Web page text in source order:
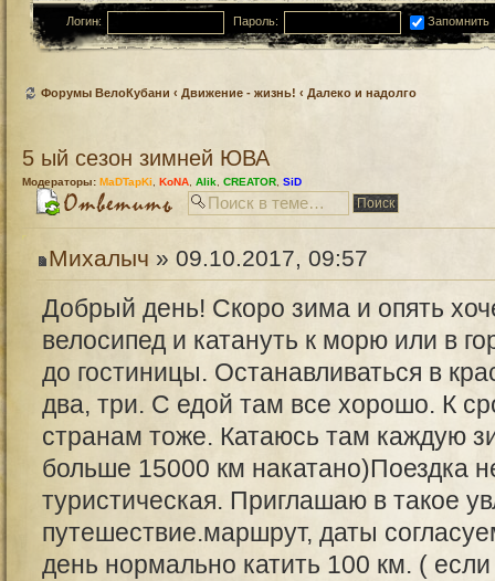
Логин: Пароль: Запомнить
Форумы ВелоКубани ‹ Движение - жизнь! ‹ Далеко и надолго
5 ый сезон зимней ЮВА
Модераторы: MaDTapKi KoNA Alik CREATOR SiD
Михалыч » 09.10.2017, 09:57
Добрый день! Скоро зима и опять
велосипед и катануть к морю или в
до гостиницы. Останавливаться в
два, три. С едой там все хорошо. К
странам тоже. Катаюсь там каждую
больше 15000 км накатано)Поездка
туристическая. Приглашаю в такое
путешествие.маршрут, даты
день нормально катить 100 км. (